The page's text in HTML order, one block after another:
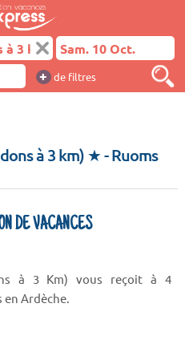
+ de filtres
à 3 km) ★- Ruoms
DE VACANCES
à 3 Km) vous reçoit à 4
en Ardèche.